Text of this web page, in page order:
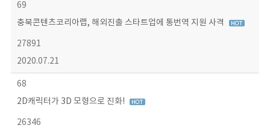
69
충북콘텐츠코리아랩, 해외진출 스타트업에 통번역 지원 사격
27891
2020.07.21
68
2D캐릭터가 3D 모형으로 진화!
26346